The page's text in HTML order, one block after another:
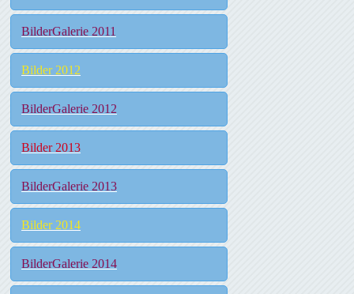
BilderGalerie 2011
Bilder 2012
BilderGalerie 2012
Bilder 2013
BilderGalerie 2013
Bilder 2014
BilderGalerie 2014